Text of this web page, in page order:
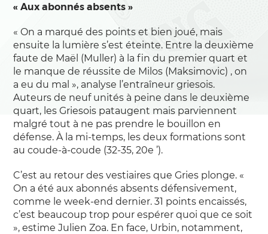
« Aux abonnés absents »
« On a marqué des points et bien joué, mais
ensuite la lumière s’est éteinte. Entre la deuxième
faute de Maël (Muller) à la fin du premier quart et
le manque de réussite de Milos (Maksimovic) , on
a eu du mal », analyse l’entraîneur griesois.
Auteurs de neuf unités à peine dans le deuxième
quart, les Griesois pataugent mais parviennent
malgré tout à ne pas prendre le bouillon en
défense. À la mi-temps, les deux formations sont
au coude-à-coude (32-35, 20e ’).
C’est au retour des vestiaires que Gries plonge. «
On a été aux abonnés absents défensivement,
comme le week-end dernier. 31 points encaissés,
c’est beaucoup trop pour espérer quoi que ce soit
», estime Julien Zoa. En face, Urbin, notamment,